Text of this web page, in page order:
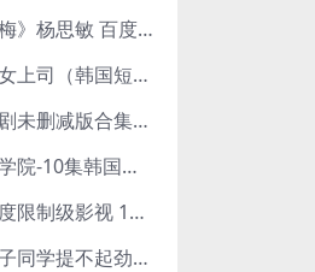
《新金瓶梅》杨思敏 百度云网盘下载.1080P阿里下载.国语中字.(1996)
睡了我的女上司（韩国短剧）4K超清/中字百度云网盘下载
大尺度美剧未删减版合集【22部】
海豚寄宿学院-10集韩国高颜值短剧
日韩大尺度限制级影视 120部大合集无删减版
吃瓜：凛子同学提不起劲/小怡loli 72V+23V+14V–24.02GB】